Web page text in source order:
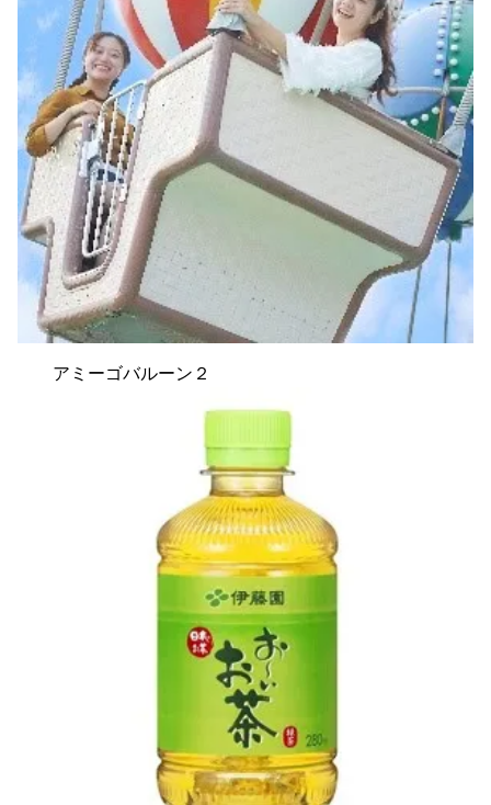
アミーゴバルーン２